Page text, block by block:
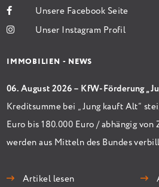
Unsere Facebook Seite
Unser Instagram Profil
IMMOBILIEN - NEWS
Kreditsumme bei „Jung kauft Alt“
Euro bis 180.000 Euro / abhängig
werden aus Mitteln des Bundes
Zinsbindung Antragstellende
Artikel lesen